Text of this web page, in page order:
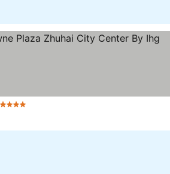
4 Bintang